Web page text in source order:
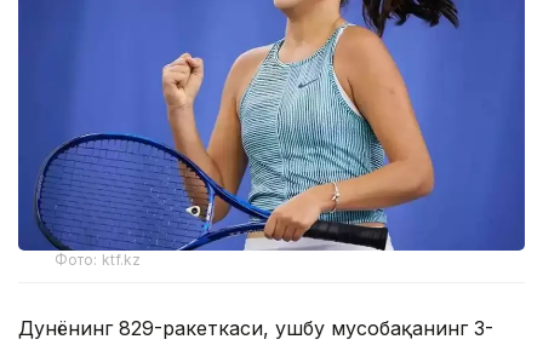
Фото: ktf.kz
Дунёнинг 829-ракеткаси, ушбу мусобақанинг 3-